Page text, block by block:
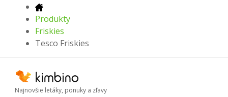
Produkty
Friskies
Tesco Friskies
Najnovšie letáky, ponuky a zľavy